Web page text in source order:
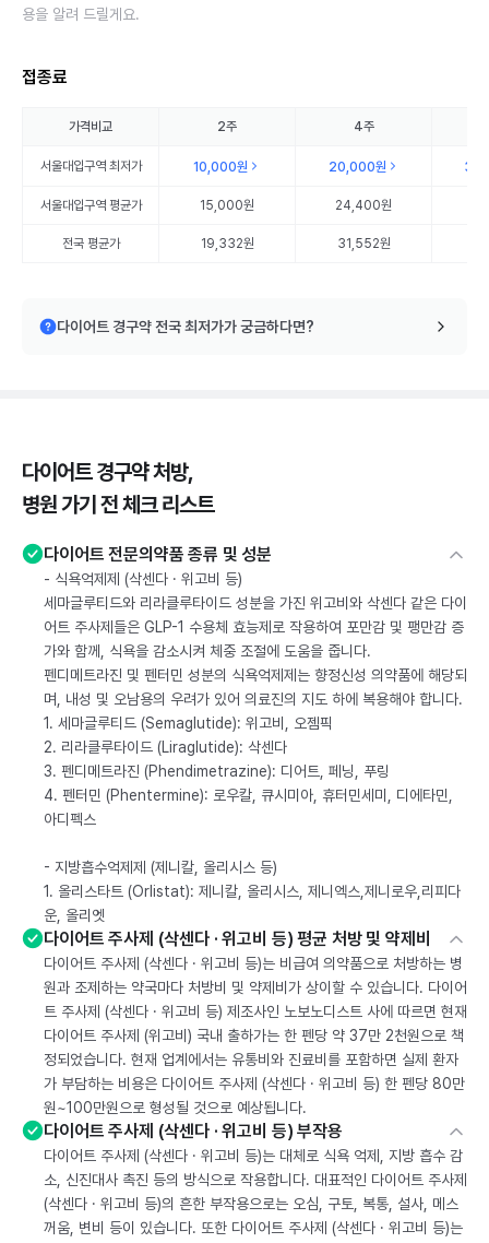
용을 알려 드릴게요.
접종료
가격비교 2주 4주
서울대입구역최저가 10,000원 20,000원
서울대입구역평균가 15,000원 24,400원
전국 평균가 19,332원 31,552원
다이어트 경구약 전국 최저가가 궁금하다면?
다이어트 경구약 처방,
병원 가기 전 체크 리스트
다이어트 전문의약품 종류 및 성분
- 식욕억제제 (삭센다 · 위고비 등)
세마글루티드와 리라클루타이드 성분을 가진 위고비와 삭센다 같은 다이
어트 주사제들은 GLP-1 수용체 효능제로 작용하여 포만감 및 팽만감 증
가와 함께, 식욕을 감소시켜 체중 조절에 도움을 줍니다.
펜디메트라진 및 펜터민 성분의 식욕억제제는 향정신성 의약품에 해당되
며, 내성 및 오남용의 우려가 있어 의료진의 지도 하에 복용해야 합니다.
1. 세마글루티드 (Semaglutide): 위고비, 오젬픽
2. 리라클루타이드 (Liraglutide): 삭센다
3. 펜디메트라진 (Phendimetrazine): 디어트, 페닝, 푸링
4. 펜터민 (Phentermine): 로우칼, 큐시미아, 휴터민세미, 디에타민,
아디펙스
- 지방흡수억제제 (제니칼, 올리시스 등)
1. 올리스타트 (Orlistat): 제니칼, 올리시스, 제니엑스,제니로우,리피다
운, 올리엣
다이어트 주사제 (삭센다 · 위고비 등) 평균 처방 및 약제비
다이어트 주사제 (삭센다 · 위고비 등)는 비급여 의약품으로 처방하는 병
원과 조제하는 약국마다 처방비 및 약제비가 상이할 수 있습니다. 다이어
트 주사제 (삭센다 · 위고비 등) 제조사인 노보노디스트 사에 따르면 현재
다이어트 주사제 (위고비) 국내 출하가는 한 펜당 약 37만 2천원으로 책
정되었습니다. 현재 업계에서는 유통비와 진료비를 포함하면 실제 환자
가 부담하는 비용은 다이어트 주사제 (삭센다 · 위고비 등) 한 펜당 80만
원~100만원으로 형성될 것으로 예상됩니다.
다이어트 주사제 (삭센다 · 위고비 등) 부작용
다이어트 주사제 (삭센다 · 위고비 등)는 대체로 식욕 억제, 지방 흡수 감
소, 신진대사 촉진 등의 방식으로 작용합니다. 대표적인 다이어트 주사제
(삭센다 · 위고비 등)의 흔한 부작용으로는 오심, 구토, 복통, 설사, 메스
꺼움, 변비 등이 있습니다. 또한 다이어트 주사제 (삭센다 · 위고비 등)는